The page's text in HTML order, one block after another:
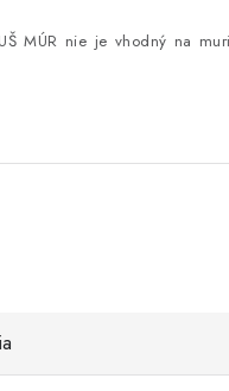
MÚR nie je vhodný na